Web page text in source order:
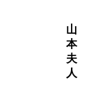
山
本
夫
人